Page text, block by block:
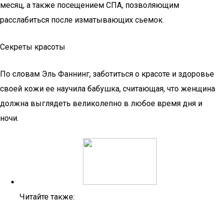
месяц, а также посещением СПА, позволяющим
расслабиться после изматывающих сьемок.
Секреты красоты
По словам Эль Фаннинг, заботиться о красоте и здоровье
своей кожи ее научила бабушка, считающая, что женщина
должна выглядеть великолепно в любое время дня и
ночи.
Читайте также: